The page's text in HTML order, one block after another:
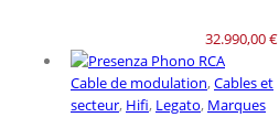
32.990,00€
Cable de modulation,Cables et
secteur, Hifi, Legato, Marques